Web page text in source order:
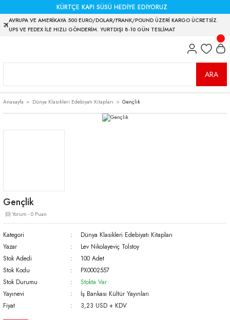
KÜRTÇE KAPI SÜSÜ HEDİYE EDİYORUZ
AVRUPA VE AMERİKAYA 500 EURO/DOLAR/FRANK/POUND ÜZERİ KARGO ÜCRETSİZ.
UPS VE FEDEX İLE HIZLI GÖNDERİM. YURTDIŞI 8-10 GÜN TESLİMAT
ARA
Anasayfa Dünya Klasikleri Edebiyatı Kitapları Gençlik
Gençlik
(0) Yorum - 0 Puan
Kategori
Dünya Klasikleri Edebiyatı Kitapları
Yazar
Lev Nikolayeviç Tolstoy
Stok Adedi
100 Adet
Stok Kodu
PX0002557
Stok Durumu
Stokta Var
Yayınevi
İş Bankası Kültür Yayınları
Fiyat
3,23 USD + KDV